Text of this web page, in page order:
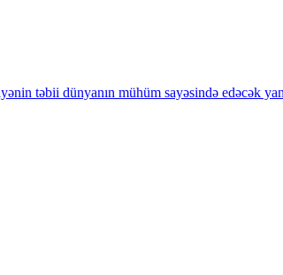
təbii dünyanın mühüm sayəsində edəcək